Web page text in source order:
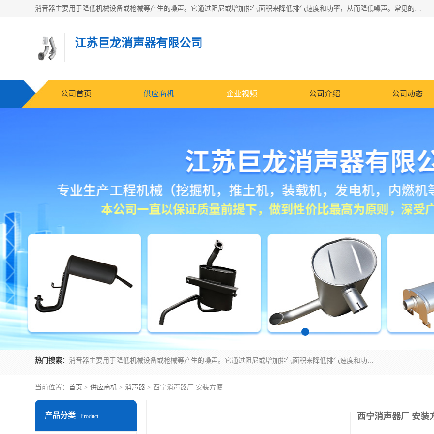
消音器主要用于降低机械设备或枪械等产生的噪声。它通过阻尼或增加排气面积来降低排气速度和功率，从而降低噪声。常见的消音器类型包括阻性消声器、抗性消声器、共振消声器以及阻抗复合式消声器等。这些消音器各有特点，适用于不同频率的噪声消除。
江苏巨龙消声器有限公司
公司首页 供应商机 企业视频 公司介绍 公司动态
热门搜索： 消音器主要用于降低机械设备或枪械等产生的噪声。它通过阻尼或增加排气面积来降低排气速度和功率，从而降低噪声。常见的消音器类型包括阻性消声器、抗性消声器、共振消声器以及阻抗复合式消声器等。这些消音器各有特点，适用于不同频率的噪声消除。
当前位置： 首页 > 供应商机 > 消声器 > 西宁消声器厂 安装方便
产品分类 Product 西宁消声器厂 安装